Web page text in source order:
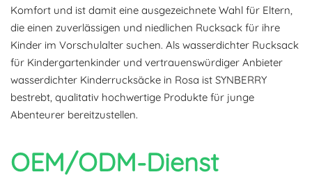
Komfort und ist damit eine ausgezeichnete Wahl für Eltern,
die einen zuverlässigen und niedlichen Rucksack für ihre
Kinder im Vorschulalter suchen. Als wasserdichter Rucksack
für Kindergartenkinder und vertrauenswürdiger Anbieter
wasserdichter Kinderrucksäcke in Rosa ist SYNBERRY
bestrebt, qualitativ hochwertige Produkte für junge
Abenteurer bereitzustellen.
OEM/ODM-Dienst